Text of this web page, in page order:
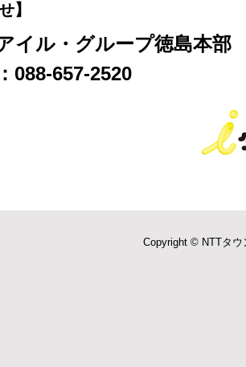
】
イル・グループ徳島本部
088-657-2520
Copyright © NTTタウ